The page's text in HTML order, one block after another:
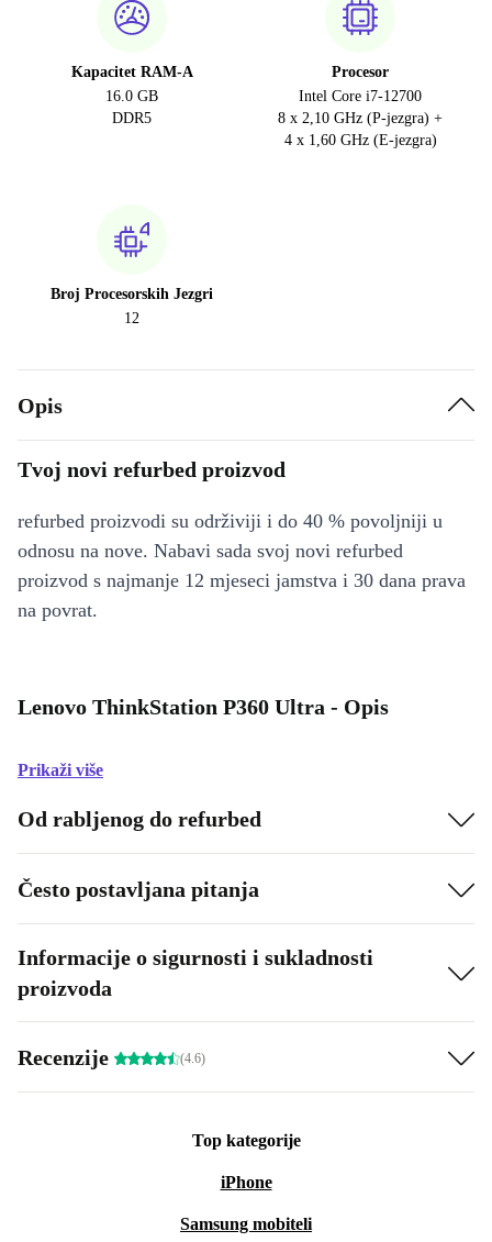
Kapacitet RAM-A
16.0 GB
DDR5
Procesor
Intel Core i7-12700
8 x 2,10 GHz (P-jezgra) +
4 x 1,60 GHz (E-jezgra)
Broj Procesorskih Jezgri
12
Opis
Tvoj novi refurbed proizvod
refurbed proizvodi su održiviji i do 40 % povoljniji u
odnosu na nove. Nabavi sada svoj novi refurbed
proizvod s najmanje 12 mjeseci jamstva i 30 dana prava
na povrat.
Lenovo ThinkStation P360 Ultra - Opis
Prikaži više
Od rabljenog do refurbed
Često postavljana pitanja
Informacije o sigurnosti i sukladnosti
proizvoda
Recenzije (4.6)
Top kategorije
iPhone
Samsung mobiteli